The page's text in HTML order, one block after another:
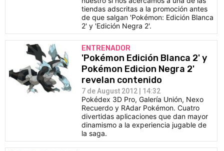
tiendas adscritas a la promoción antes
de que salgan 'Pokémon: Edición Blanca
2' y 'Edición Negra 2'.
ENTRENADOR
'Pokémon Edición Blanca 2' y
Pokémon Edicion Negra 2'
revelan contenido
7 de August 2012 | 14:32
Pokédex 3D Pro, Galería Unión, Nexo
Recuerdo y RAdar Pokémon. Cuatro
divertidas aplicaciones que dan mayor
dinamismo a la experiencia jugable de
la saga.